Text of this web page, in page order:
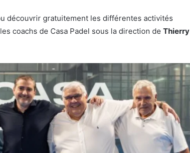
découvrir gratuitement les différentes activités
coachs de Casa Padel sous la direction de Thierry